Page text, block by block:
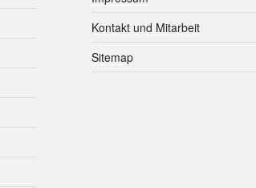
Kontakt und Mitarbeit
Sitemap